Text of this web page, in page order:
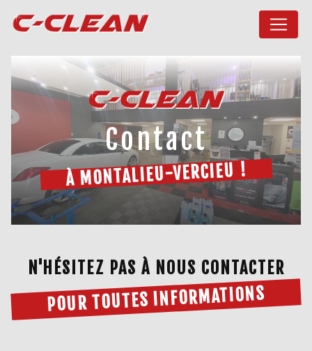
Contact
À MONTALIEU-VERCIEU !
N'HÉSITEZ PAS À NOUS CONTACTER
POUR TOUTES INFORMATIONS